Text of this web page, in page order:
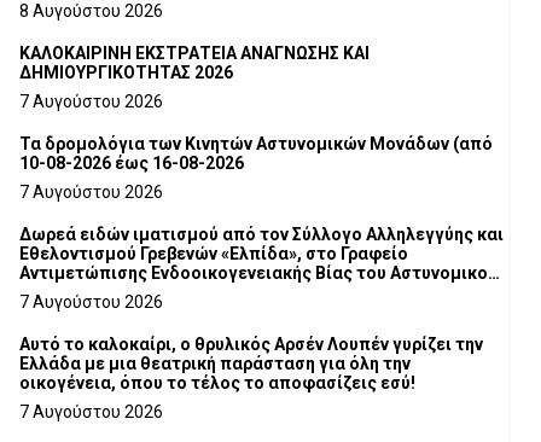
8 Αυγούστου 2026
ΚΑΛΟΚΑΙΡΙΝΗ ΕΚΣΤΡΑΤΕΙΑ ΑΝΑΓΝΩΣΗΣ ΚΑΙ
ΔΗΜΙΟΥΡΓΙΚΟΤΗΤΑΣ 2026
7 Αυγούστου 2026
Τα δρομολόγια των Κινητών Αστυνομικών Μονάδων (από
10-08-2026 έως 16-08-2026
7 Αυγούστου 2026
Δωρεά ειδών ιματισμού από τον Σύλλογο Αλληλεγγύης και
Εθελοντισμού Γρεβενών «Ελπίδα», στο Γραφείο
Αντιμετώπισης Ενδοοικογενειακής Βίας του Αστυνομικού
Τμήματος Γρεβενών
7 Αυγούστου 2026
Αυτό το καλοκαίρι, ο θρυλικός Αρσέν Λουπέν γυρίζει την
Ελλάδα με μια θεατρική παράσταση για όλη την
οικογένεια, όπου το τέλος το αποφασίζεις εσύ!
7 Αυγούστου 2026